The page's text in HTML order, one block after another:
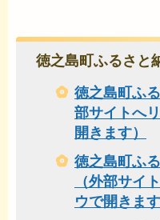
徳之島町ふるさと
徳之島町ふ
部サイトへ
開きます）
徳之島町ふ
（外部サイ
ウで開きます